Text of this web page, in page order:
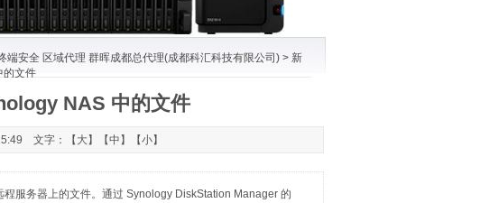
端安全 区域代理 群晖成都总代理(成都科汇科技有限公司) > 新
的文件
NAS 中的文件
文字：【 大】【中 】【小】
服务器上的文件。通过 Synology DiskStation Manager 的